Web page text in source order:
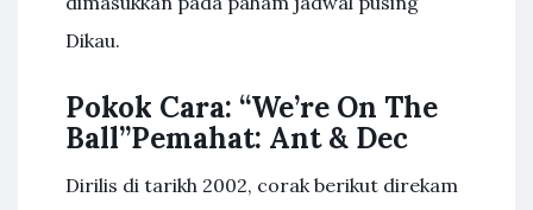
Dikau.
Pokok Cara: “We’re On The
Ball”Pemahat: Ant & Dec
Dirilis di tarikh 2002, corak berikut direkam